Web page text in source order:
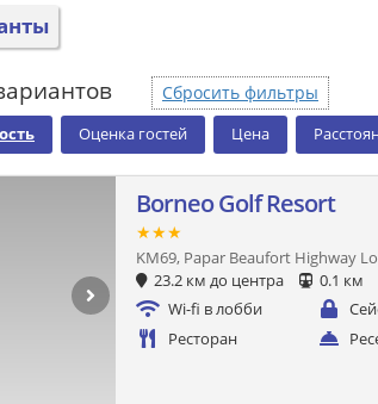
Сбросить фильтры
Оценка гостей Цена
Borneo Golf Resort
★★★
KM69, Papar Beaufort Highway
23.2 км до центра
0.1 км
Wi-fi в лобби
Ресторан